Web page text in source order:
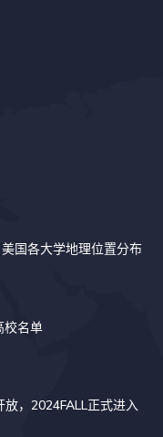
国各大学地理位置分布
校名单
，2024FALL正式进入